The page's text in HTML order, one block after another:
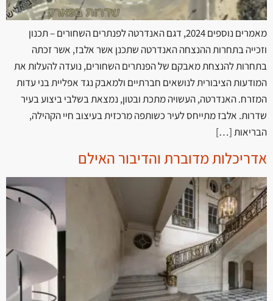
מאמרים נוספים 2024, דגם האנדרטה לפנתרים השחורים – תכנון
וזכייה בתחרות ההנצחה האנדרטה שתכנן אשר אלבז, אשר זכתה
בתחרות להנצחת מאבקם של הפנתרים השחורים, נועדה להעלות את
המודעות הציבורית לנושאים חברתיים ולמאבק נגד אפליית בני עדות
המזרח. האנדרטה, העשויה מתכת ובטון, נמצאת בשלבי ביצוע בעיר
שדרות. אלבז מתייחס לעיר כשותפה מרכזית בעיצוב חיי הקהילה,
הבריאות […]
אדריכלות מדוברת והדיבור האילם